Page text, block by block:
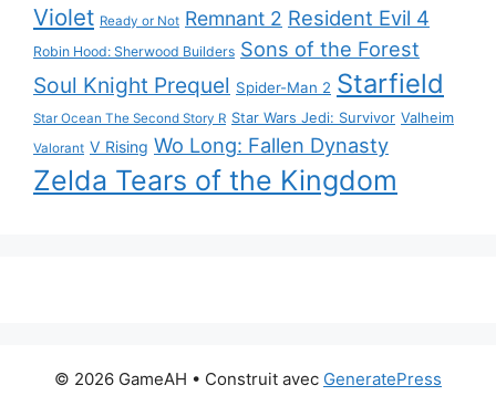
Violet Ready or Not Remnant 2 Resident Evil 4
Robin Hood: Sherwood Builders Sons of the Forest
Soul Knight Prequel Spider-Man 2 Starfield
Star Ocean The Second Story R Star Wars Jedi: Survivor Valheim
Valorant V Rising Wo Long: Fallen Dynasty
Zelda Tears of the Kingdom
© 2026 GameAH • Construit avec GeneratePress